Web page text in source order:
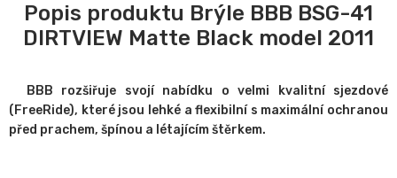
Popis produktu Brýle BBB BSG-41
DIRTVIEW Matte Black model 2011
BBB rozšiřuje svojí nabídku o velmi kvalitní sjezdové
(FreeRide), které jsou lehké a flexibilní s maximální ochranou
před prachem, špínou a létajícím štěrkem.